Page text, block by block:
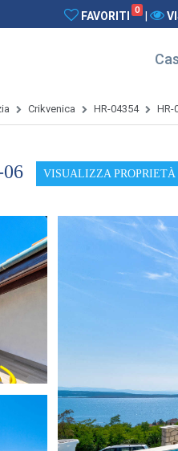
FAVORITI 0
Crikvenica HR-04354 HR-
VISUALIZZA PROPRIETÀ